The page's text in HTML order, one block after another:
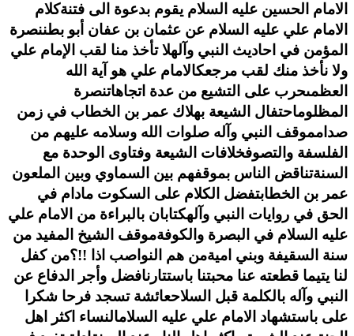
الامام الحسين عليه السلام يقوم بدعوة الى فتنةكلام
الامام علي عليه السلام عن عثمان بن عفان أبو بطننصرة
المؤمن في احاديث النبي وآلهلا تأخذ منا لقب الإمام علي
ولا نأخذ منك لقب مرجعكالامام علي هو آية الله
العظمىحرب على التشيع من عدة اتجاهاتنصرة
المظلوماحتفال الشيعة بهلاك عمر بن الخطاب في زمن
صدامموقف النبي وآله صلوات الله وسلامه عليهم من
الفلسفة والتصوفخلافات الشيعة وفتاوى الوحدة مع
السنةتناقض الناس بموقفهم بين السماوي وبين الملعون
عمر بن الخطابتفضل الكلام على السكوت مادام في
الحق في روايات النبي وآلهكتابان بالبراءة من الامام علي
عليه السلام في البصرة والكوفةموقف الشيخ المفيد من
سنة السقيفة وبني اميةمن هم النواصب اذا !!؟من كفل
لنا يتيما قطعته عنا محبتنا باستتارنافضل وأجر الدفاع عن
النبي وآله بالكلمة قبل السلاحعائشة تسجد فرحا شكرا
على باستشهاد الامام علي عليه السلامالنساء اكثر اهل